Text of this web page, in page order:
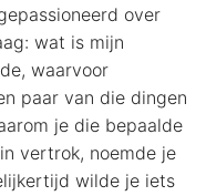
over
wat is mijn
waarvoor
paar van die dingen
je die bepaalde
vertrok, noemde je
wilde je iets